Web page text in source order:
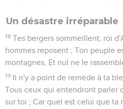
Un désastre irréparable
18 Tes bergers sommeillent, roi
hommes reposent ; Ton peuple
montagnes, Et nul ne le
19 Il n'y a point de remède à ta
Tous ceux qui entendront parler
sur toi ; Car quel est celui que ta